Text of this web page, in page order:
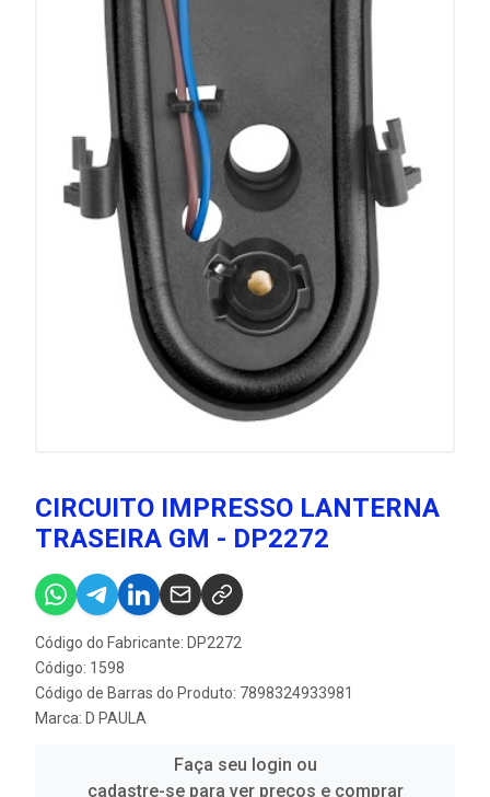
CIRCUITO IMPRESSO LANTERNA
TRASEIRA GM - DP2272
Código do Fabricante: DP2272
Código: 1598
Código de Barras do Produto: 7898324933981
Marca: D PAULA
Faça seu login ou
cadastre-se para ver preços e comprar